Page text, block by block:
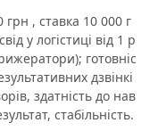
, ставка 10 000 г
у логістиці від 1 р
готовніс
дзвінкі
здатність до нав
стабільність.